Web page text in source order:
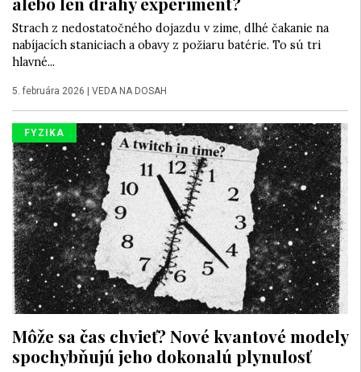
Strach z nedostatočného dojazdu v zime, dlhé čakanie na
nabíjacích staniciach a obavy z požiaru batérie. To sú tri
hlavné...
5. februára 2026 VEDA NA DOSAH
FYZIKA
Môže sa čas chvieť? Nové kvantové modely
spochybňujú jeho dokonalú plynulosť